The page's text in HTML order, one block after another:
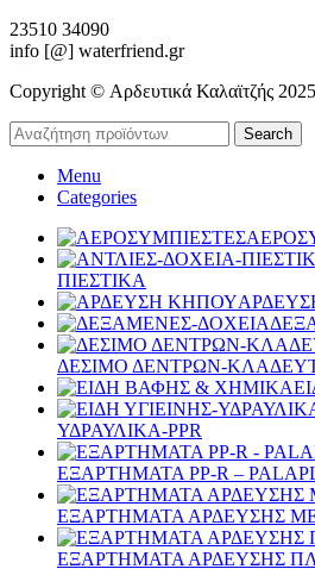
23510 34090
info [@] waterfriend.gr
Copyright © Αρδευτικά Καλαϊτζής 2025
Search
Menu
Categories
ΠΙΕΣΤΙΚΑ
ΔΕΣΙΜΟ ΔΕΝΤΡΩΝ-
ΥΔΡΑΥΛΙΚΑ-PPR
ΕΞΑΡΤΗΜΑΤΑ PP-R –
ΕΞΑΡΤΗΜΑΤΑ ΑΡΔΕΥΣΗΣ
ΕΞΑΡΤΗΜΑΤΑ ΑΡΔΕΥΣΗΣ